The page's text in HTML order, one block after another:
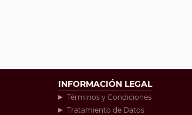
INFORMACIÓN LEGAL
Términos y Condiciones
Tratamiento de Datos